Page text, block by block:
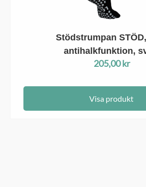
Stödstrumpan
antihalkfunktion,
205,00kr
Visa produkt